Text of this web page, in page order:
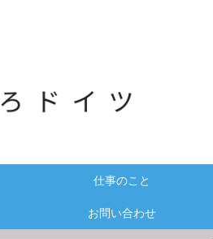
仕事のこと
お問い合わせ